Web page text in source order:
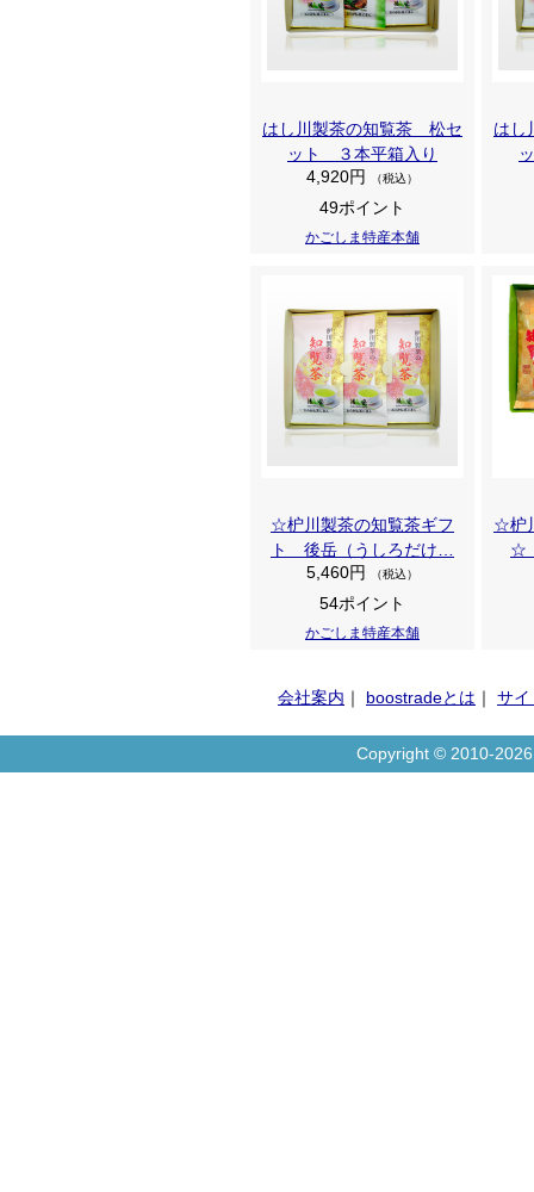
はし川製茶の知覧茶 松セ
ット ３本平箱入り
4,920円
（税込）
49ポイント
かごしま特産本舗
はし
☆枦川製茶の知覧茶ギフ
ト 後岳（うしろだけ…
5,460円
（税込）
54ポイント
かごしま特産本舗
☆枦
☆
会社案内 ｜ boostradeとは ｜ サイ
Copyright © 2010-